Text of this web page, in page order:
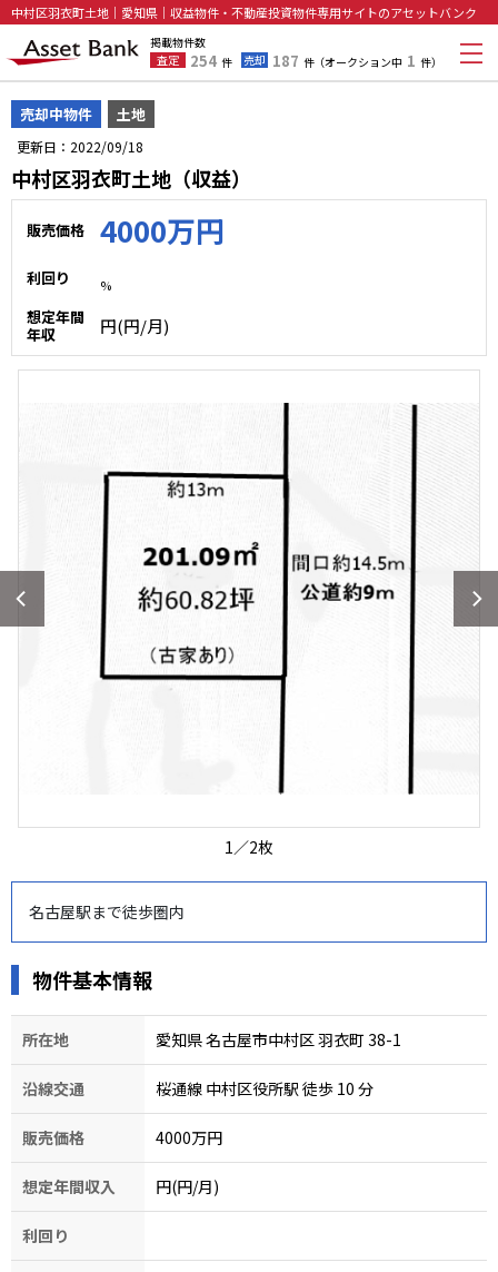
中村区羽衣町土地｜愛知県｜収益物件・不動産投資物件専用サイトのアセットバンク
掲載物件数
査定
254 件 売却 187 件（オークション中 1 件）
売却中物件 土地
更新日：2022/09/18
中村区羽衣町土地（収益）
販売価格 4000万円
利回り %
想定年間
年収
円(円/月)
1／2枚
名古屋駅まで徒歩圏内
物件基本情報
所在地 愛知県 名古屋市中村区 羽衣町 38-1
沿線交通 桜通線 中村区役所駅 徒歩 10 分
販売価格 4000万円
想定年間収入 円(円/月)
利回り